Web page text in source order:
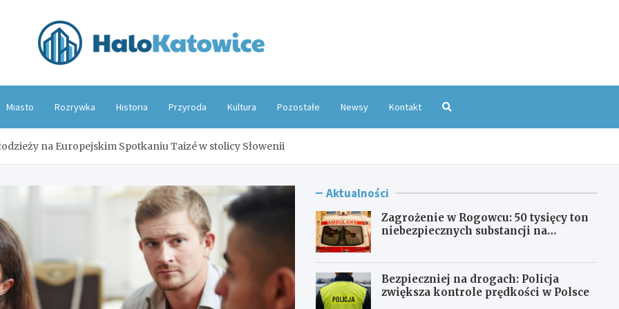
Miasto Rozrywka Historia Przyroda Kultura Pozostałe Newsy Kontakt
na Europejskim Spotkaniu Taizé w stolicy Słowenii
Aktualności
Zagrożenie w Rogowcu: 50 tysięcy ton
niebezpiecznych substancji na
Bezpieczniej na drogach: Policja
zwiększa kontrole prędkości w Polsce